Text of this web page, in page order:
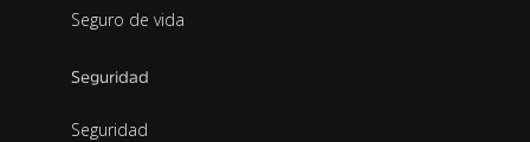
Seguro de vida
Seguridad
Seguridad